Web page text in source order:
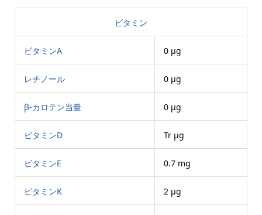
ビタミン
ビタミンA 0 μg
レチノール 0 μg
β-カロテン当量 0 μg
ビタミンD Tr μg
ビタミンE 0.7 mg
ビタミンK 2 μg